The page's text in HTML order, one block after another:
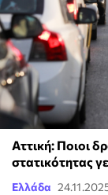
Αττική: Ποιοι
στατικότητας
Ελλάδα